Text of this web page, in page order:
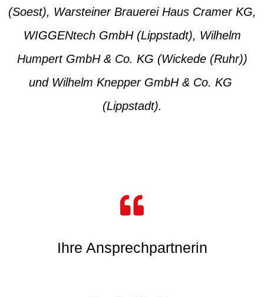
(Soest), Warsteiner Brauerei Haus Cramer KG,
WIGGENtech GmbH (Lippstadt), Wilhelm
Humpert GmbH & Co. KG (Wickede (Ruhr))
und Wilhelm Knepper GmbH & Co. KG
(Lippstadt).
Ihre Ansprechpartnerin